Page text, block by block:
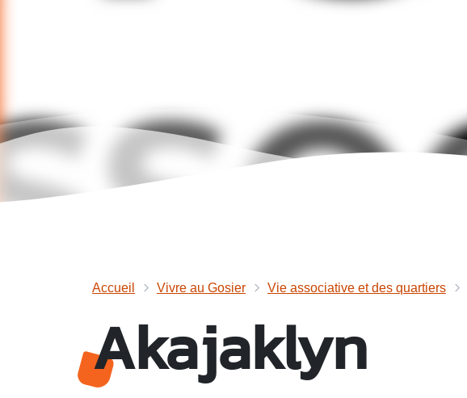
Accueil Vivre au Gosier Vie associative et des quartiers
Akajaklyn